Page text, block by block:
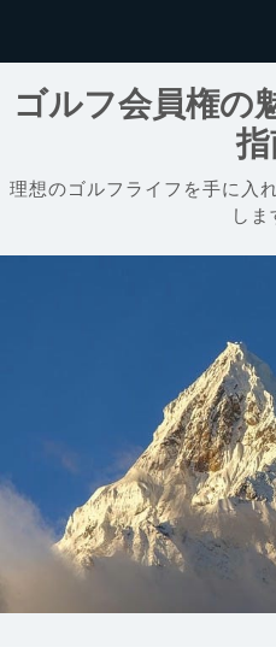
ゴルフ会員権の
理想のゴルフライフを手に入
しま